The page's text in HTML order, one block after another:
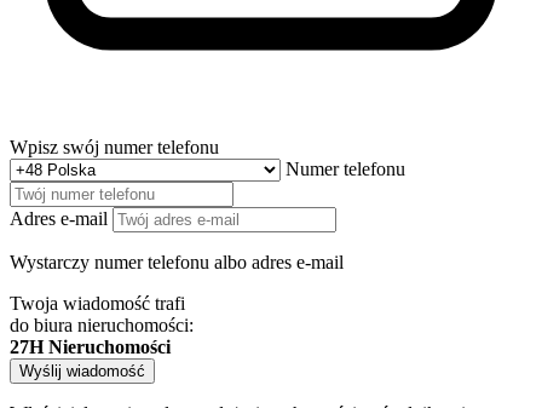
Wpisz swój numer telefonu
Numer telefonu
Adres e-mail
Wystarczy numer telefonu albo adres e-mail
Twoja wiadomość trafi
do biura nieruchomości:
27H Nieruchomości
Wyślij wiadomość